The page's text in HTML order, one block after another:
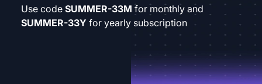
Use code SUMMER-33M for monthly and
SUMMER-33Y for yearly subscription